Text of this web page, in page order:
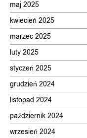
maj 2025
kwiecień 2025
marzec 2025
luty 2025
styczeń 2025
grudzień 2024
listopad 2024
październik 2024
wrzesień 2024